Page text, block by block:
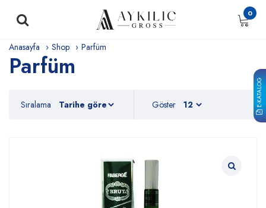
E-KATALOG
0
Anasayfa Shop Parfüm
Parfüm
Sıralama Göster